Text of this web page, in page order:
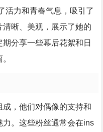
活力和青春气息，吸引了
晰、美观，展示了她的
分享一些幕后花絮和日
，他们对偶像的支持和
。这些粉丝通常会在ins